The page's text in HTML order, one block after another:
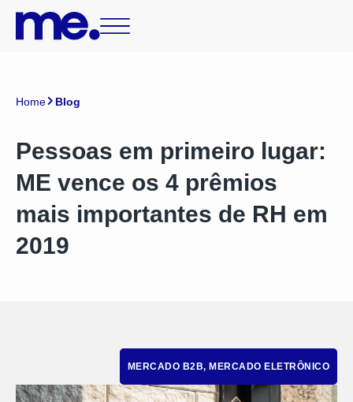
Home Blog
Pessoas em primeiro lugar:
ME vence os 4 prêmios
mais importantes de RH em
2019
MERCADO B2B, MERCADO ELETRÔNICO